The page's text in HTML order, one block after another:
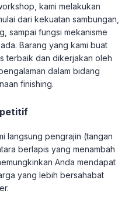
kami melakukan
dari kekuatan sambungan,
sampai fungsi mekanisme
Barang yang kami buat
terbaik dan dikerjakan oleh
dalam bidang
finishing.
langsung pengrajin (tangan
berlapis yang menambah
Anda mendapat
yang lebih bersahabat